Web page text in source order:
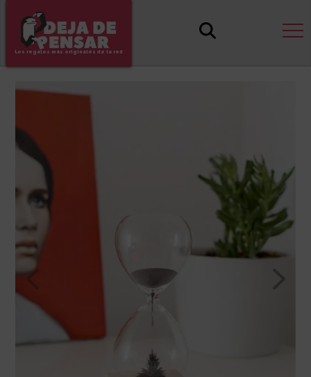
Los regalos más originales de la red